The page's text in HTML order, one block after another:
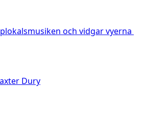
och vidgar vyerna
Dury